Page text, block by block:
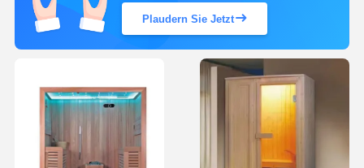
Plaudern Sie Jetzt